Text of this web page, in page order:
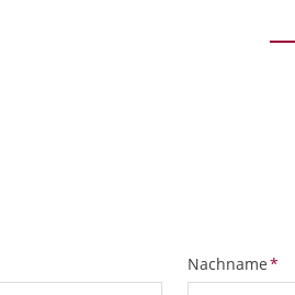
Pflichtfeld
Nachname*